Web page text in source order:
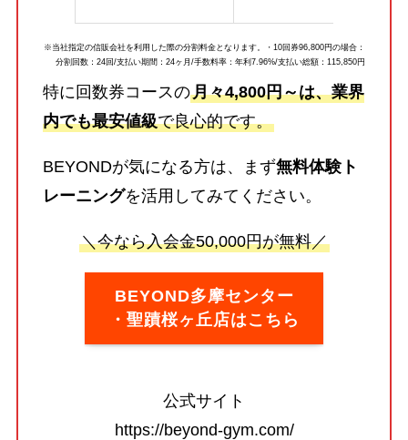
※当社指定の信販会社を利用した際の分割料金となります。・10回券96,800円の場合：
分割回数：24回/支払い期間：24ヶ月/手数料率：年利7.96%/支払い総額：115,850円
特に回数券コースの月々4,800円～は、業界
内でも最安値級で良心的です。
BEYONDが気になる方は、まず無料体験ト
レーニングを活用してみてください。
＼今なら入会金50,000円が無料／
BEYOND多摩センター
・聖蹟桜ヶ丘店はこちら
公式サイト
https://beyond-gym.com/